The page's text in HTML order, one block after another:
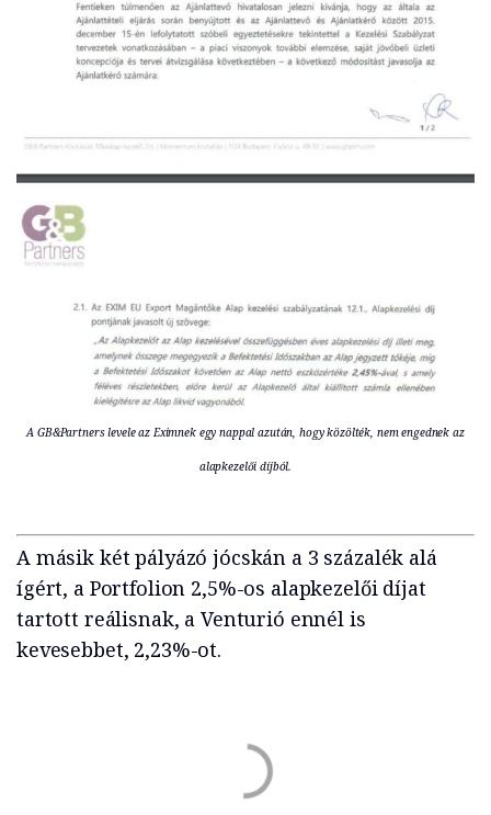
A GB&Partners levele az Eximnek egy nappal azután, hogy közölték, nem engednek az
alapkezelői díjból.
A másik két pályázó jócskán a 3 százalék alá
ígért, a Portfolion 2,5%-os alapkezelői díjat
tartott reálisnak, a Venturió ennél is
kevesebbet, 2,23%-ot.